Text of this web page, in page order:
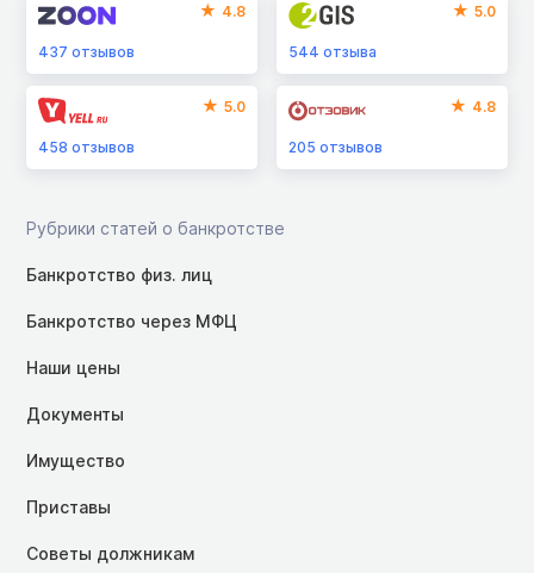
4.8
437 отзывов
5.0
544отзыва
5.0
458 отзывов
4.8
205отзывов
Рубрики статей о банкротстве
Банкротство физ. лиц
Банкротство через МФЦ
Наши цены
Документы
Имущество
Приставы
Советы должникам